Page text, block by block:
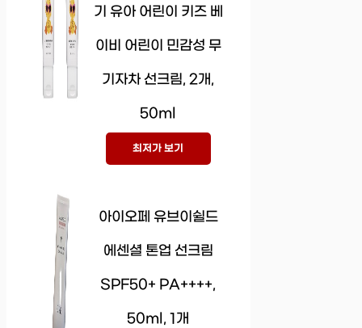
기 유아 어린이 키즈 베
이비 어린이 민감성 무
기자차 선크림, 2개,
50ml
최저가 보기
아이오페 유브이쉴드
에센셜 톤업 선크림
SPF50+ PA++++,
50ml, 1개